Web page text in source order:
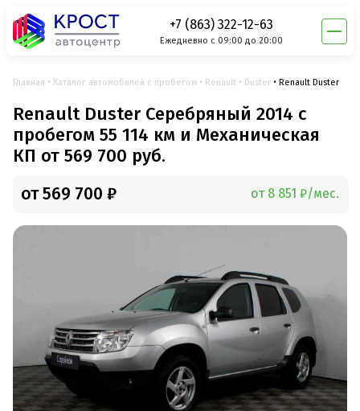
+7 (863) 322-12-63
Ежедневно с 09:00 до 20:00
Главная Каталог автомобилей с пробегом Renault Duster Renault Duster
Renault Duster Серебряный 2014 с
пробегом 55 114 км и Механическая
КП от 569 700 руб.
от 569 700 ₽ от 8 851 ₽/мес.